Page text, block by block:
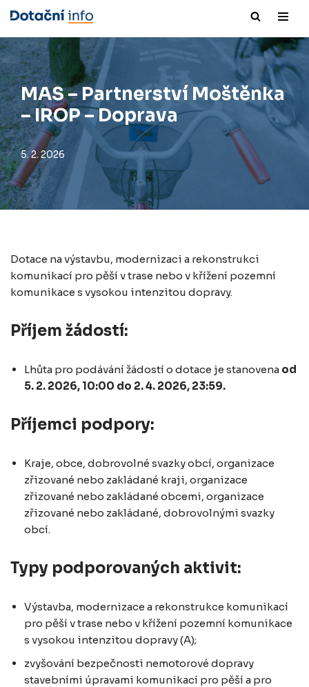
Přeskočit
na
obsah
MAS – Partnerství Moštěnka
– IROP – Doprava
5. 2. 2026
Dotace na výstavbu, modernizaci a rekonstrukci
komunikací pro pěší v trase nebo v křížení pozemní
komunikace s vysokou intenzitou dopravy.
Příjem žádostí:
Lhůta pro podávání žádostí o dotace je stanovena od
5. 2. 2026, 10:00 do 2. 4. 2026, 23:59.
Příjemci podpory:
Kraje, obce, dobrovolné svazky obcí, organizace
zřizované nebo zakládané kraji, organizace
zřizované nebo zakládané obcemi, organizace
zřizované nebo zakládané, dobrovolnými svazky
obcí.
Typy podporovaných aktivit:
Výstavba, modernizace a rekonstrukce komunikací
pro pěší v trase nebo v křížení pozemní komunikace
s vysokou intenzitou dopravy (A);
zvyšování bezpečnosti nemotorové dopravy
stavebními úpravami komunikací pro pěší a pro